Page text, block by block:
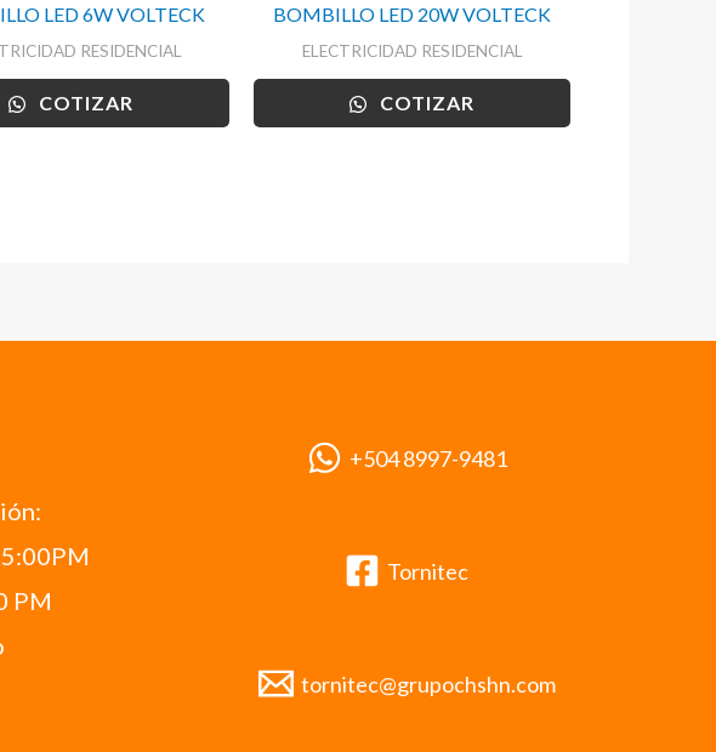
LED 6W VOLTECK
RESIDENCIAL
COTIZAR
BOMBILLO LED 20W VOLTECK
ELECTRICIDAD RESIDENCIAL
COTIZAR
PM
+504 8997-9481
Tornitec
tornitec@grupochshn.com